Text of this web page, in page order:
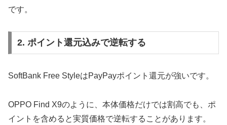
です。
2. ポイント還元込みで逆転する
SoftBank Free StyleはPayPayポイント還元が強いです。
OPPO Find X9のように、本体価格だけでは割高でも、ポ
イントを含めると実質価格で逆転することがあります。